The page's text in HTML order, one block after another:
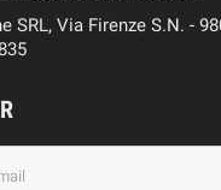
SRL, Via Firenze S.N. -